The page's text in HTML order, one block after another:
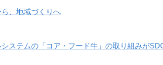
、地域づくりへ
ステムの「コア・フード牛」の取り組みが